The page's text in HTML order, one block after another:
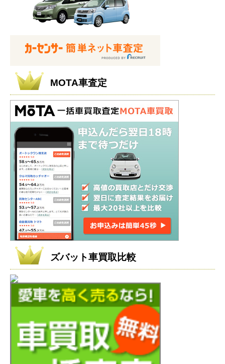
MOTA車査定
ズバット車買取比較